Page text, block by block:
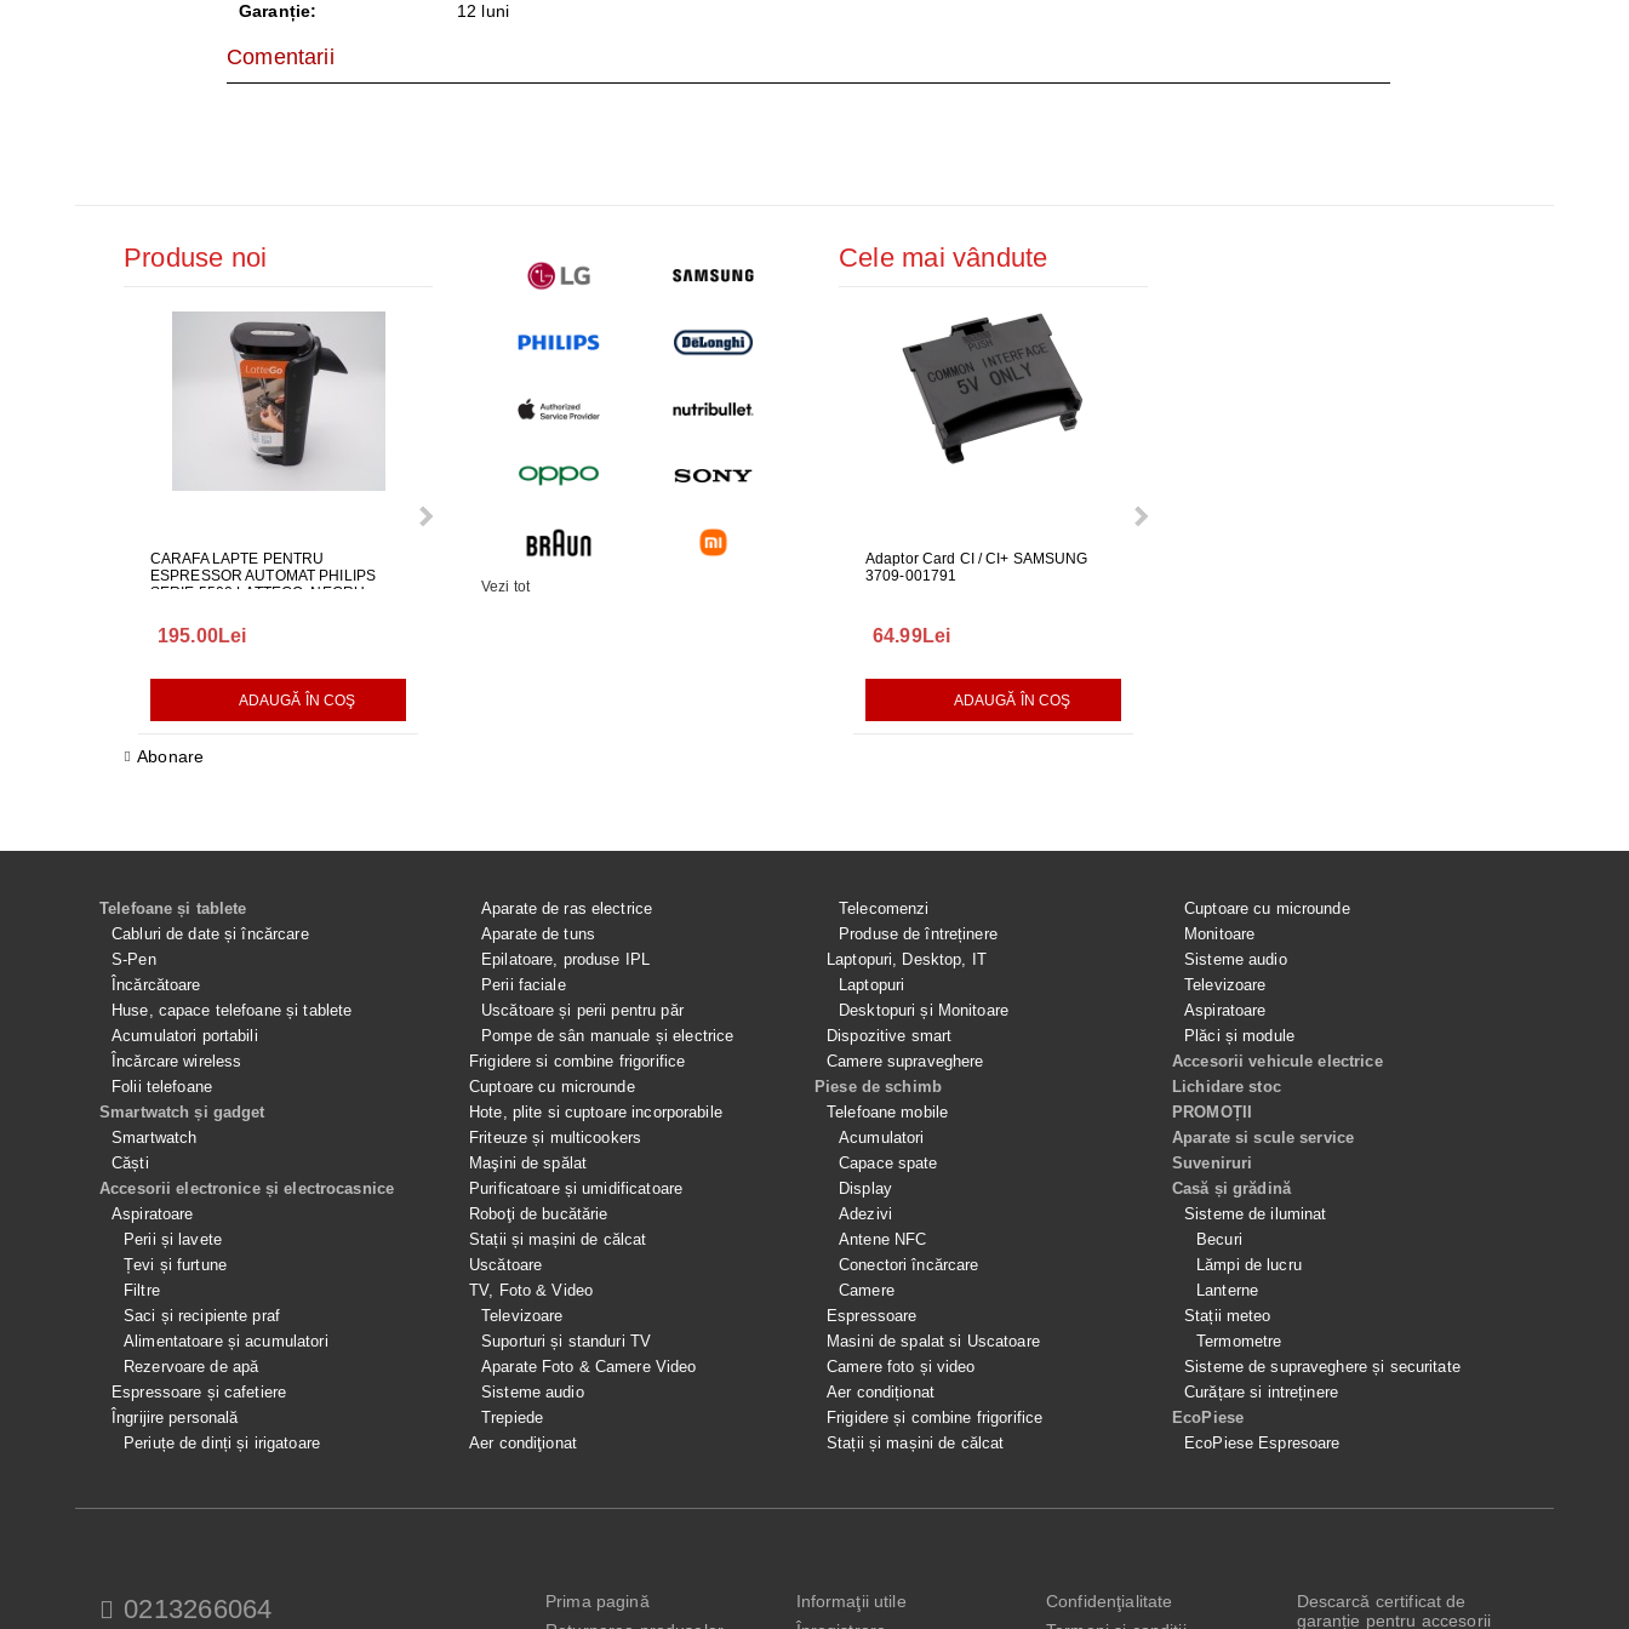
Garanție: 12 luni
Comentarii
Produse noi
CARAFA LAPTE PENTRU
ESPRESSOR AUTOMAT PHILIPS
SERIE 5500 LATTEGO, NEGRU,
195.00Lei
ADAUGĂ ÎN COŞ
ALIMENTATOR PENTRU MONITOR
CABLU ONE CONNECT PENTRU
TELEVIZOR SAMSUNG
FURTUN EVACUARE PENTRU
Abonare
Vezi tot
Cele mai vândute
Adaptor Card CI / CI+ SAMSUNG
3709-001791
64.99Lei
ADAUGĂ ÎN COŞ
Telefoane și tablete
Cabluri de date și încărcare
S-Pen
Încărcătoare
Huse, capace telefoane și tablete
Acumulatori portabili
Încărcare wireless
Folii telefoane
Smartwatch și gadget
Smartwatch
Căști
Accesorii electronice și electrocasnice
Aspiratoare
Perii și lavete
Țevi și furtune
Filtre
Saci și recipiente praf
Alimentatoare și acumulatori
Rezervoare de apă
Espressoare și cafetiere
Îngrijire personală
Periuțe de dinți și irigatoare
Aparate de ras electrice
Aparate de tuns
Epilatoare, produse IPL
Perii faciale
Uscătoare și perii pentru păr
Pompe de sân manuale și electrice
Frigidere si combine frigorifice
Cuptoare cu microunde
Hote, plite si cuptoare incorporabile
Friteuze și multicookers
Maşini de spălat
Purificatoare și umidificatoare
Roboţi de bucătărie
Stații și mașini de călcat
Uscătoare
TV, Foto & Video
Televizoare
Suporturi și standuri TV
Aparate Foto & Camere Video
Sisteme audio
Trepiede
Aer condiţionat
Telecomenzi
Produse de întreținere
Laptopuri, Desktop, IT
Laptopuri
Desktopuri și Monitoare
Dispozitive smart
Camere supraveghere
Piese de schimb
Telefoane mobile
Acumulatori
Capace spate
Display
Adezivi
Antene NFC
Conectori încărcare
Camere
Espressoare
Masini de spalat si Uscatoare
Camere foto și video
Aer condiționat
Frigidere și combine frigorifice
Stații și mașini de călcat
Cuptoare cu microunde
Monitoare
Sisteme audio
Televizoare
Aspiratoare
Plăci și module
Accesorii vehicule electrice
Lichidare stoc
PROMOȚII
Aparate si scule service
Suveniruri
Casă și grădină
Sisteme de iluminat
Becuri
Lămpi de lucru
Lanterne
Stații meteo
Termometre
Sisteme de supraveghere și securitate
Curățare si intreținere
EcoPiese
EcoPiese Espresoare
0213266064
Prima pagină
Informaţii utile
Confidenţialitate
Descarcă certificat de
garanție pentru accesorii